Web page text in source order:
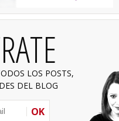
LOS POSTS,
DEL BLOG
OK